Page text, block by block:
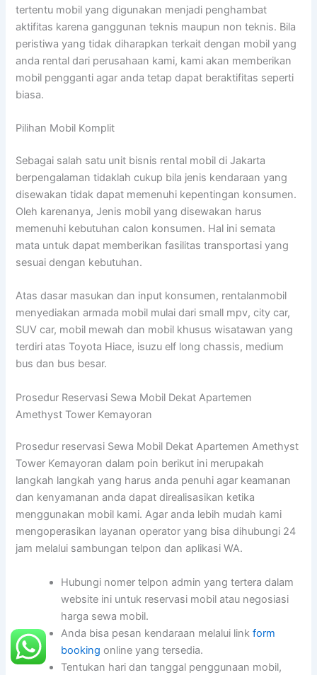
tertentu mobil yang digunakan menjadi penghambat
aktifitas karena ganggunan teknis maupun non teknis. Bila
peristiwa yang tidak diharapkan terkait dengan mobil yang
anda rental dari perusahaan kami, kami akan memberikan
mobil pengganti agar anda tetap dapat beraktifitas seperti
biasa.
Pilihan Mobil Komplit
Sebagai salah satu unit bisnis rental mobil di Jakarta
berpengalaman tidaklah cukup bila jenis kendaraan yang
disewakan tidak dapat memenuhi kepentingan konsumen.
Oleh karenanya, Jenis mobil yang disewakan harus
memenuhi kebutuhan calon konsumen. Hal ini semata
mata untuk dapat memberikan fasilitas transportasi yang
sesuai dengan kebutuhan.
Atas dasar masukan dan input konsumen, rentalanmobil
menyediakan armada mobil mulai dari small mpv, city car,
SUV car, mobil mewah dan mobil khusus wisatawan yang
terdiri atas Toyota Hiace, isuzu elf long chassis, medium
bus dan bus besar.
Prosedur Reservasi Sewa Mobil Dekat Apartemen
Amethyst Tower Kemayoran
Prosedur reservasi Sewa Mobil Dekat Apartemen Amethyst
Tower Kemayoran dalam poin berikut ini merupakah
langkah langkah yang harus anda penuhi agar keamanan
dan kenyamanan anda dapat direalisasikan ketika
menggunakan mobil kami. Agar anda lebih mudah kami
mengoperasikan layanan operator yang bisa dihubungi 24
jam melalui sambungan telpon dan aplikasi WA.
Hubungi nomer telpon admin yang tertera dalam
website ini untuk reservasi mobil atau negosiasi
harga sewa mobil.
Anda bisa pesan kendaraan melalui linkform
booking online yang tersedia.
Tentukan hari dan tanggal penggunaan mobil,